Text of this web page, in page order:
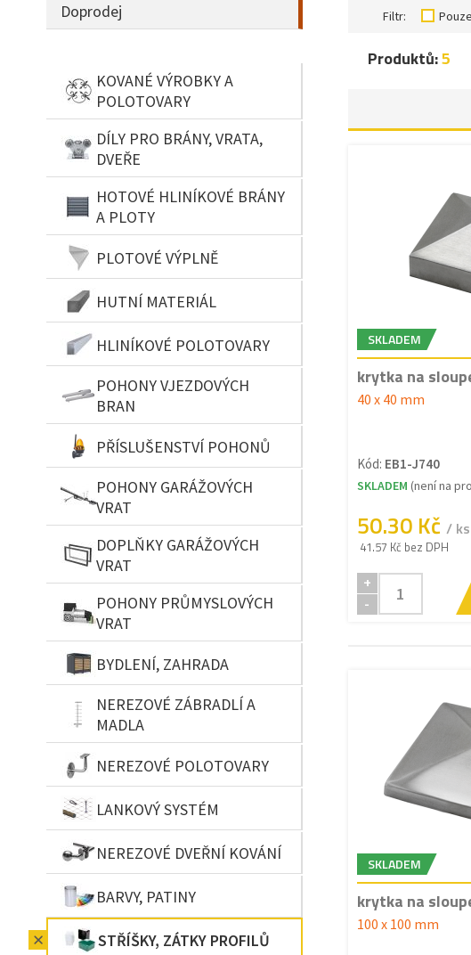
Doprodej
KOVANÉ VÝROBKY A
POLOTOVARY
DÍLY PRO BRÁNY, VRATA,
DVEŘE
HOTOVÉ HLINÍKOVÉ BRÁNY
A PLOTY
PLOTOVÉ VÝPLNĚ
HUTNÍ MATERIÁL
HLINÍKOVÉ POLOTOVARY
POHONY VJEZDOVÝCH
BRAN
PŘÍSLUŠENSTVÍ POHONŮ
POHONY GARÁŽOVÝCH
VRAT
DOPLŇKY GARÁŽOVÝCH
VRAT
POHONY PRŮMYSLOVÝCH
VRAT
BYDLENÍ, ZAHRADA
NEREZOVÉ ZÁBRADLÍ A
MADLA
NEREZOVÉ POLOTOVARY
LANKOVÝ SYSTÉM
NEREZOVÉ DVEŘNÍ KOVÁNÍ
BARVY, PATINY
STŘÍŠKY, ZÁTKY PROFILŮ
Filtr:
Produktů:5
SKLADEM
krytka na
40 x 40 mm
Kód: EB1-J740
SKLADEM (není na
50.30 Kč / ks
41.57 Kč bez DPH
+
-
SKLADEM
krytka na
100 x 100 mm